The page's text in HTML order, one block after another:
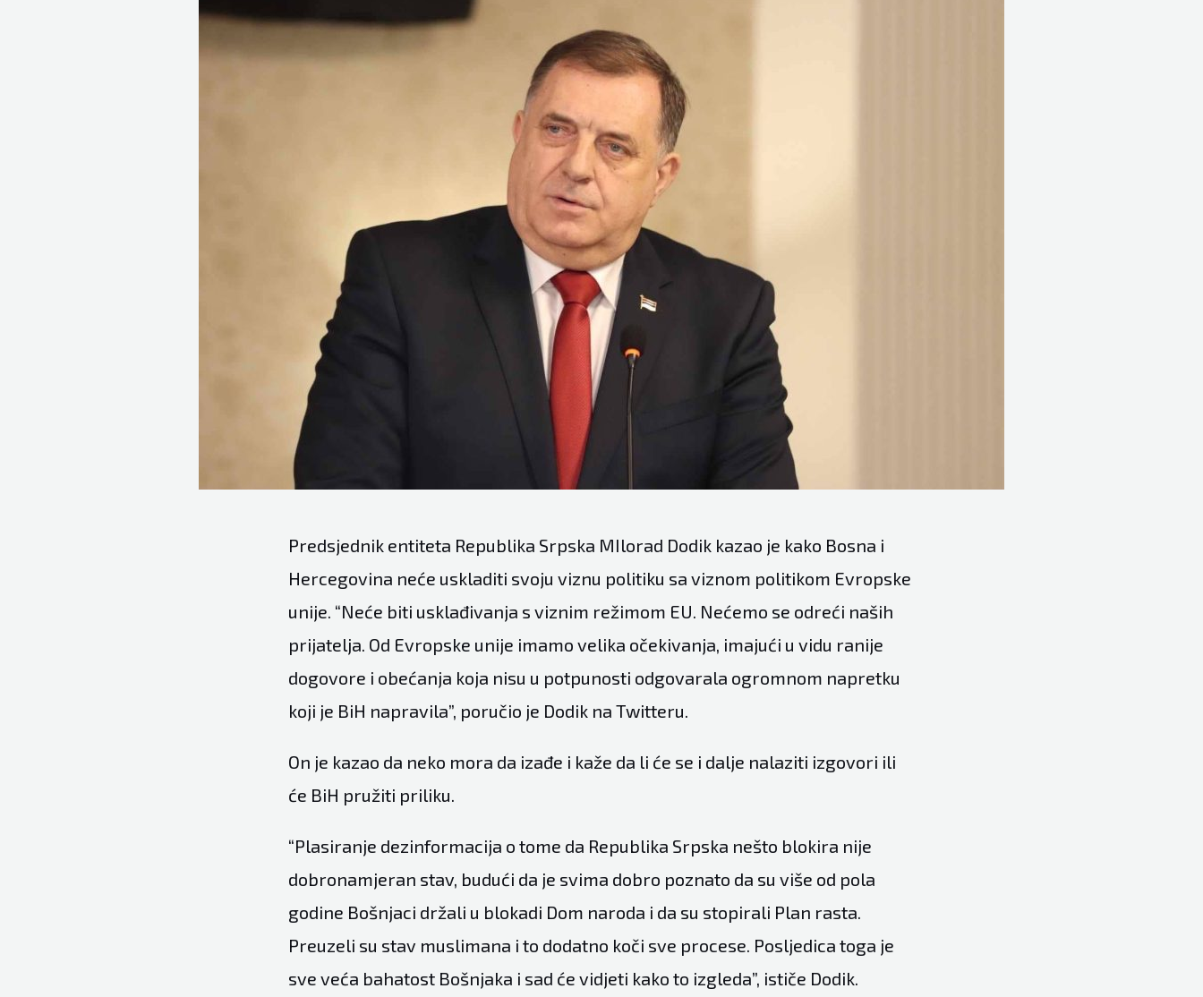
Predsjednik entiteta Republika Srpska MIlorad Dodik kazao je kako Bosna i
Hercegovina neće uskladiti svoju viznu politiku sa viznom politikom Evropske
unije. “Neće biti usklađivanja s viznim režimom EU. Nećemo se odreći naših
prijatelja. Od Evropske unije imamo velika očekivanja, imajući u vidu ranije
dogovore i obećanja koja nisu u potpunosti odgovarala ogromnom napretku
koji je BiH napravila”, poručio je Dodik na Twitteru.
On je kazao da neko mora da izađe i kaže da li će se i dalje nalaziti izgovori ili
će BiH pružiti priliku.
“Plasiranje dezinformacija o tome da Republika Srpska nešto blokira nije
dobronamjeran stav, budući da je svima dobro poznato da su više od pola
godine Bošnjaci držali u blokadi Dom naroda i da su stopirali Plan rasta.
Preuzeli su stav muslimana i to dodatno koči sve procese. Posljedica toga je
sve veća bahatost Bošnjaka i sad će vidjeti kako to izgleda”, ističe Dodik.